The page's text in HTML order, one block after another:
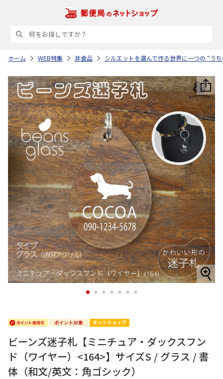
ホーム WEB特集 非食品 シルエットを選んで作る世界に一つの “う
1 2 3 4 5 6 7
ビーンズ迷子札【ミニチュア・ダックスフン
ド（ワイヤー）<164>】サイズS / グラス / 書
体（和文/英文：角ゴシック）